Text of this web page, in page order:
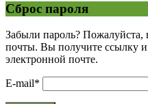
Сброс пароля
Забыли пароль? Пожалуйста,
почты. Вы получите ссылку
электронной почте.
E-mail*